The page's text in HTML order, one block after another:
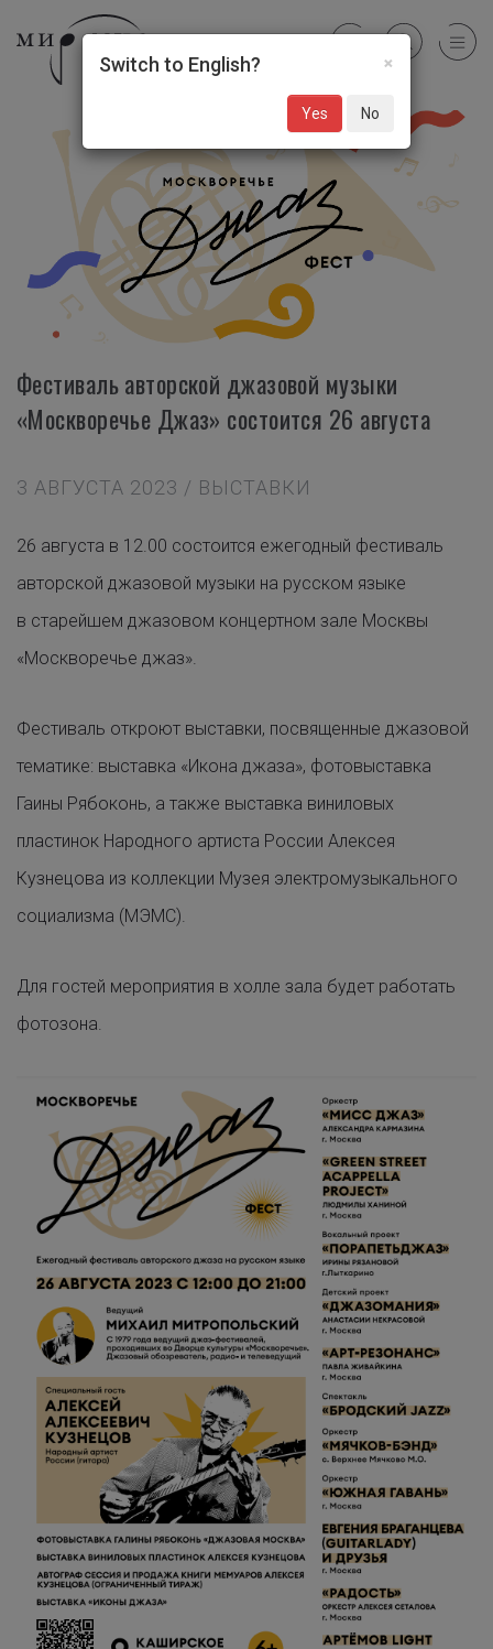
Фестиваль авторской джазовой музыки
«Москворечье Джаз» состоится 26 августа
3 АВГУСТА 2023 / ВЫСТАВКИ
26 августа в 12.00 состоится ежегодный фестиваль
авторской джазовой музыки на русском языке
в старейшем джазовом концертном зале Москвы
«Москворечье джаз».
Фестиваль откроют выставки, посвященные джазовой
тематике: выставка «Икона джаза», фотовыставка
Гаины Рябоконь, а также выставка виниловых
пластинок Народного артиста России Алексея
Кузнецова из коллекции Музея электромузыкального
социализма (МЭМС).
Для гостей мероприятия в холле зала будет работать
фотозона.
×
Switch to English?
Yes No